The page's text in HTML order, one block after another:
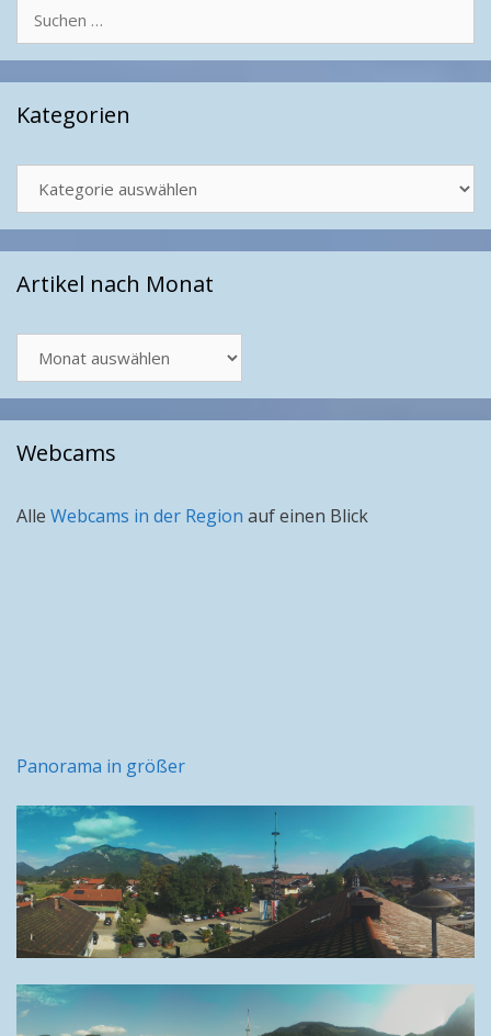
nach:
Kategorien
Artikel nach Monat
nach
Monat
Webcams
Alle Webcams in der Region auf einen Blick
Panorama in größer